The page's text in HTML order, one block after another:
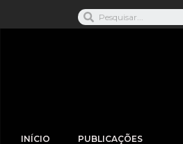
INÍCIO PUBLICAÇÕES